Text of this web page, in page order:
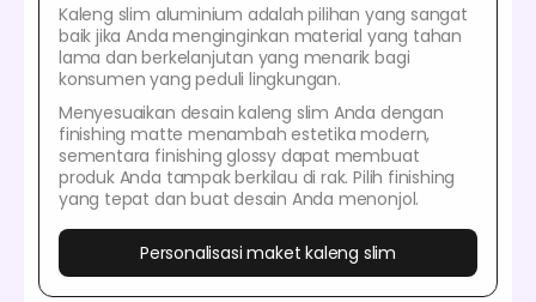
Kaleng slim aluminium adalah pilihan yang sangat
baik jika Anda menginginkan material yang tahan
lama dan berkelanjutan yang menarik bagi
konsumen yang peduli lingkungan.
Menyesuaikan desain kaleng slim Anda dengan
finishing matte menambah estetika modern,
sementara finishing glossy dapat membuat
produk Anda tampak berkilau di rak. Pilih finishing
yang tepat dan buat desain Anda menonjol.
Personalisasi maket kaleng slim